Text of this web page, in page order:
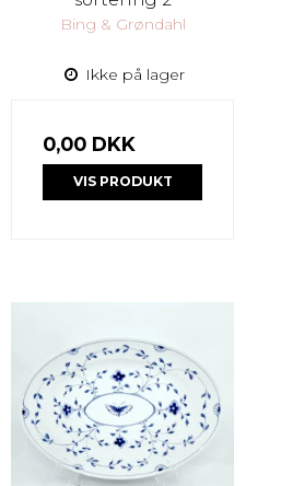
Bing & Grøndahl
Ikke på lager
0,00 DKK
VIS PRODUKT